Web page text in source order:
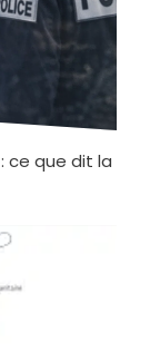
ce que dit la